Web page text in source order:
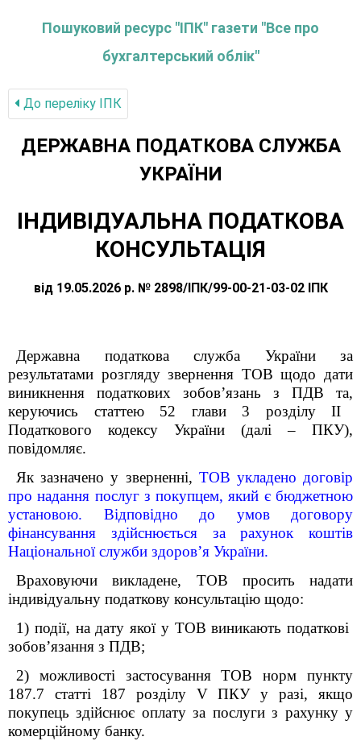
Пошуковий ресурс "ІПК" газети "Все про
бухгалтерський облік"
До переліку IПК
ДЕРЖАВНА ПОДАТКОВА СЛУЖБА
УКРАЇНИ
ІНДИВІДУАЛЬНА ПОДАТКОВА
КОНСУЛЬТАЦІЯ
від 19.05.2026 р. № 2898/ІПК/99-00-21-03-02 ІПК
Державна податкова служба України за
результатами розгляду звернення ТОВ щодо дати
виникнення податкових зобов’язань з ПДВ та,
керуючись статтею 52 глави 3 розділу ІІ
Податкового кодексу України (далі – ПКУ),
повідомляє.
Як зазначено у зверненні, ТОВ укладено договір
про надання послуг з покупцем, який є бюджетною
установою. Відповідно до умов договору
фінансування здійснюється за рахунок коштів
Національної служби здоров’я України.
Враховуючи викладене, ТОВ просить надати
індивідуальну податкову консультацію щодо:
1) події, на дату якої у ТОВ виникають податкові
зобов’язання з ПДВ;
2) можливості застосування ТОВ норм пункту
187.7 статті 187 розділу V ПКУ у разі, якщо
покупець здійснює оплату за послуги з рахунку у
комерційному банку.